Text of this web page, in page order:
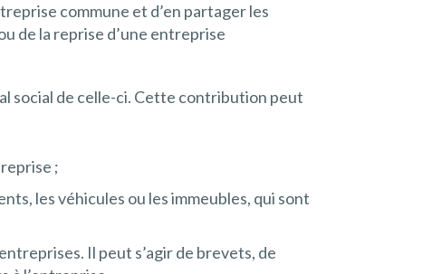
commune et d’en partager les
de la reprise d’une entreprise
social de celle-ci. Cette contribution peut
;
les véhicules ou les immeubles, qui sont
Il peut s’agir de brevets, de